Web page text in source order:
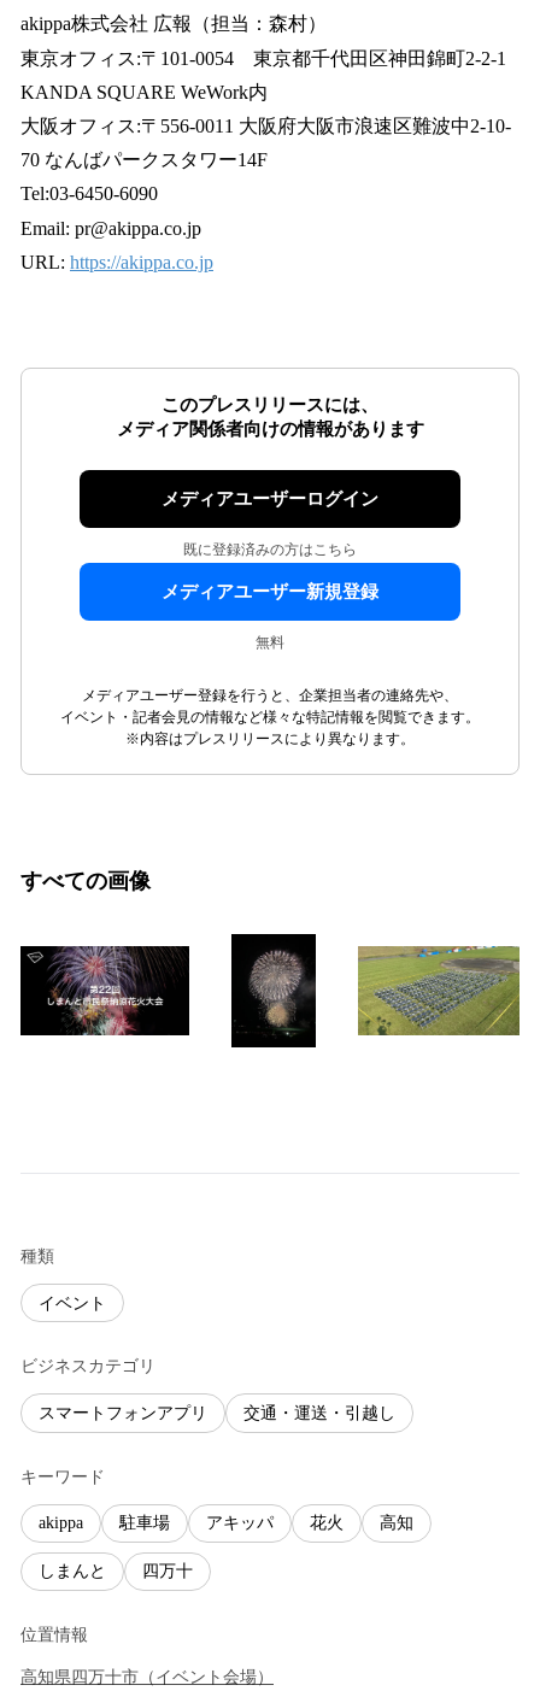
akippa株式会社 広報（担当：森村）
東京オフィス:〒101-0054 東京都千代田区神田錦町2-2-1
KANDA SQUARE WeWork内
大阪オフィス:〒556-0011 大阪府大阪市浪速区難波中2-10-
70 なんばパークスタワー14F
Tel:03-6450-6090
Email: pr@akippa.co.jp
URL: https://akippa.co.jp
このプレスリリースには、
メディア関係者向けの情報があります
メディアユーザーログイン
既に登録済みの方はこちら
メディアユーザー新規登録
無料
メディアユーザー登録を行うと、企業担当者の連絡先や、
イベント・記者会見の情報など様々な特記情報を閲覧できます。
※内容はプレスリリースにより異なります。
すべての画像
種類
イベント
ビジネスカテゴリ
スマートフォンアプリ 交通・運送・引越し
キーワード
akippa 駐車場 アキッパ 花火 高知
しまんと 四万十
位置情報
高知県 四万十市 （ イベント会場）